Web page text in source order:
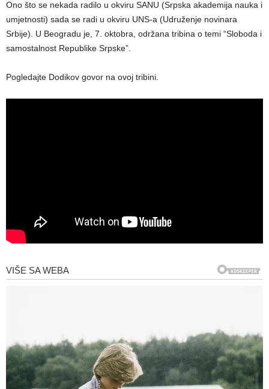
Ono što se nekada radilo u okviru SANU (Srpska akademija nauka i
umjetnosti) sada se radi u okviru UNS-a (Udruženje novinara
Srbije). U Beogradu je, 7. oktobra, održana tribina o temi “Sloboda i
samostalnost Republike Srpske”.
Pogledajte Dodikov govor na ovoj tribini.